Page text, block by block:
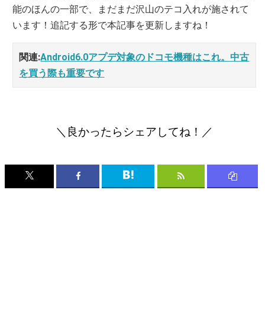
能のほんの一部で、まだまだ沢山のテコ入れが施されて
います！追記する形で本記事を更新しますね！
関連:Android6.0アプデ対象のドコモ機種はこれ。中古
を買う際も重要です
＼良かったらシェアしてね！／